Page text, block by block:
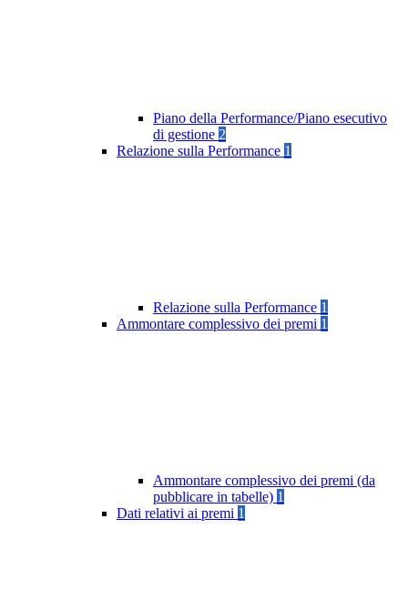
Piano della Performance/Piano esecutivo
di gestione 2
Relazione sulla Performance 1
Relazione sulla Performance 1
Ammontare complessivo dei premi 1
Ammontare complessivo dei premi (da
pubblicare in tabelle) 1
Dati relativi ai premi 1